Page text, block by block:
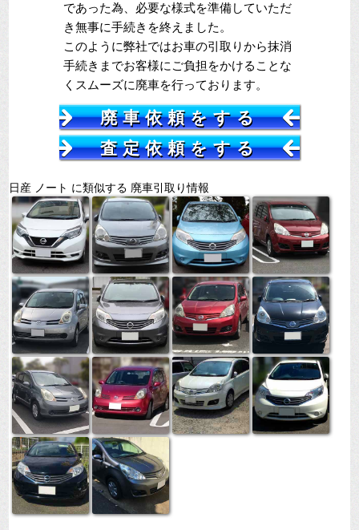
であった為、必要な様式を準備していただ
き無事に手続きを終えました。
このように弊社ではお車の引取りから抹消
手続きまでお客様にご負担をかけることな
くスムーズに廃車を行っております。
廃車依頼をする
査定依頼をする
日産 ノート に類似する 廃車引取り情報